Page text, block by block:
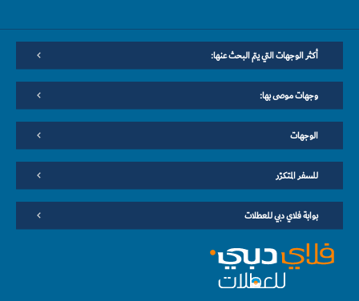
أكثر الوجهات التي يتم البحث عنها:
وجهات موصى بها:
الوجهات
للسفر المتكرّر
بوابة فلاي دبي للعطلات